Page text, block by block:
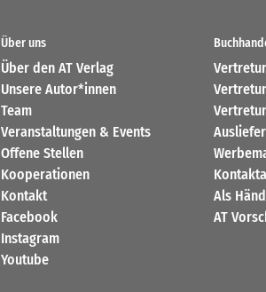
Über uns
Über den AT Verlag
Unsere Autor*innen
Team
Veranstaltungen & Events
Offene Stellen
Kooperationen
Kontakt
Facebook
Instagram
Youtube
Als
AT